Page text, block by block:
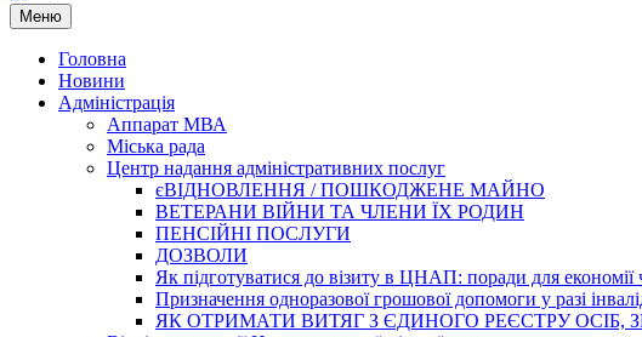
Меню Skip
to
content
Головна
Новини
Адміністрація
Аппарат МВА
Міська рада
Центр надання адміністративних послуг
єВІДНОВЛЕННЯ / ПОШКОДЖЕНЕ МАЙНО
ВЕТЕРАНИ ВІЙНИ ТА ЧЛЕНИ ЇХ РОДИН
ПЕНСІЙНІ ПОСЛУГИ
ДОЗВОЛИ
Як підготуватися до візиту в ЦНАП: поради для економії
Призначення одноразової грошової допомоги у разі
ЯК ОТРИМАТИ ВИТЯГ З ЄДИНОГО РЕЄСТРУ